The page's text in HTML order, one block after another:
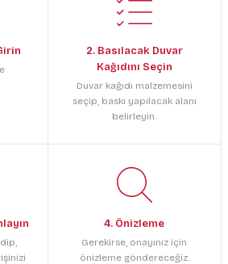
2. Basılacak Duvar
Kağıdını Seçin
Duvar kağıdı malzemesini
seçip, baskı yapılacak alanı
belirleyin.
4. Önizleme
Gerekirse, onayınız için
önizleme göndereceğiz.